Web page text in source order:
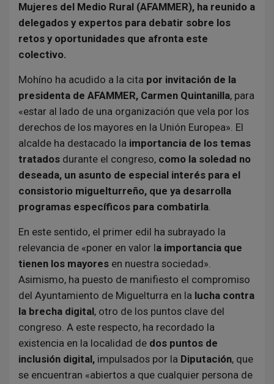
Mujeres del Medio Rural (AFAMMER), ha reunido a
delegados y expertos para debatir sobre los
retos y oportunidades que afronta este
colectivo.
Mohíno ha acudido a la cita por invitación de la
presidenta de AFAMMER, Carmen Quintanilla, para
«estar al lado de una organización que vela por los
derechos de los mayores en la Unión Europea». El
alcalde ha destacado la importancia de los temas
tratados durante el congreso, como la soledad no
deseada, un asunto de especial interés para el
consistorio miguelturreño, que ya desarrolla
programas específicos para combatirla.
En este sentido, el primer edil ha subrayado la
relevancia de «poner en valor la importancia que
tienen los mayores en nuestra sociedad».
Asimismo, ha puesto de manifiesto el compromiso
del Ayuntamiento de Miguelturra en la lucha contra
la brecha digital, otro de los puntos clave del
congreso. A este respecto, ha recordado la
existencia en la localidad de dos puntos de
inclusión digital, impulsados por la Diputación, que
se encuentran «abiertos a que cualquier persona de